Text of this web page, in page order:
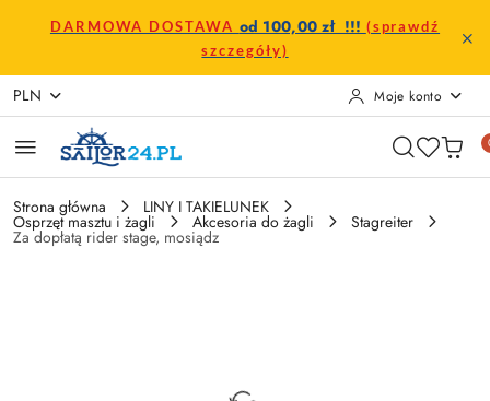
Przejdź do treści głównej
Przejdź do wyszukiwarki
Przejdź do moje konto
Przejdź do menu głównego
Przejdź do opisu produktu
Przejdź do stopki
DARMOWA DOSTAWA od 100,00 zł !!! (sprawdź
szczegóły)
PLN Moje konto
Strona główna LINY I TAKIELUNEK
Osprzęt masztu i żagli Akcesoria do żagli Stagreiter
Za dopłatą rider stage, mosiądz